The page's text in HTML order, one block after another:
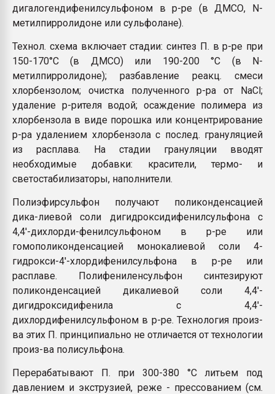
дигалогендифенилсульфоном в р-ре (в ДМСО, N-
метилпирролидоне или сульфолане).
Технол. схема включает стадии: синтез П. в р-ре при
150-170°С (в ДМСО) или 190-200 °С (в N-
метилпирролидоне); разбавление реакц. смеси
хлорбензолом; очистка полученного р-ра от NaCl;
удаление р-рителя водой; осаждение полимера из
хлорбензола в виде порошка или концентрирование
р-ра удалением хлорбензола с послед. грануляцией
из расплава. На стадии грануляции вводят
необходимые добавки: красители, термо- и
светостабилизаторы, наполнители.
Полиэфирсульфон получают поликонденсацией
дика-лиевой соли дигидроксидифенилсульфона с
4,4'-дихлорди-фенилсульфоном в р-ре или
гомополиконденсацией монокалиевой соли 4-
гидрокси-4'-хлордифенилсульфона в р-ре или
расплаве. Полифениленсульфон синтезируют
поликонденсацией дикалиевой соли 4,4'-
дигидроксидифенила с 4,4'-
дихлордифенилсульфоном в р-ре. Технология произ-
ва этих П. принципиально не отличается от технологии
произ-ва полисульфона.
Перерабатывают П. при 300-380 °С литьем под
давлением и экструзией, реже - прессованием (см.